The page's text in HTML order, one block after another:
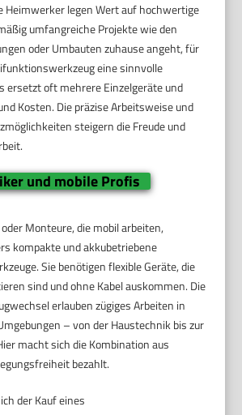
Heimwerker legen Wert auf hochwertige
umfangreiche Projekte wie den
oder Umbauten zuhause angeht, für
eine sinnvolle
ersetzt oft mehrere Einzelgeräte und
Kosten. Die präzise Arbeitsweise und
steigern die Freude und
und mobile Profis
Monteure, die mobil arbeiten,
kompakte und akkubetriebene
Sie benötigen flexible Geräte, die
sind und ohne Kabel auskommen. Die
erlauben zügiges Arbeiten in
– von der Haustechnik bis zur
macht sich die Kombination aus
bezahlt.
der Kauf eines